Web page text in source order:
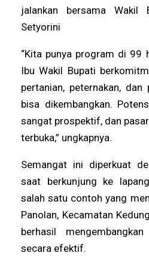
jalankan bersama
Setyorini
“Kita punya program di 99
Ibu Wakil Bupati
pertanian, peternakan,
bisa dikembangkan.
sangat prospektif, dan
terbuka,” ungkapnya.
Semangat ini diperkuat
saat berkunjung ke
salah satu contoh yang
Panolan, Kecamatan
berhasil
secara efektif.